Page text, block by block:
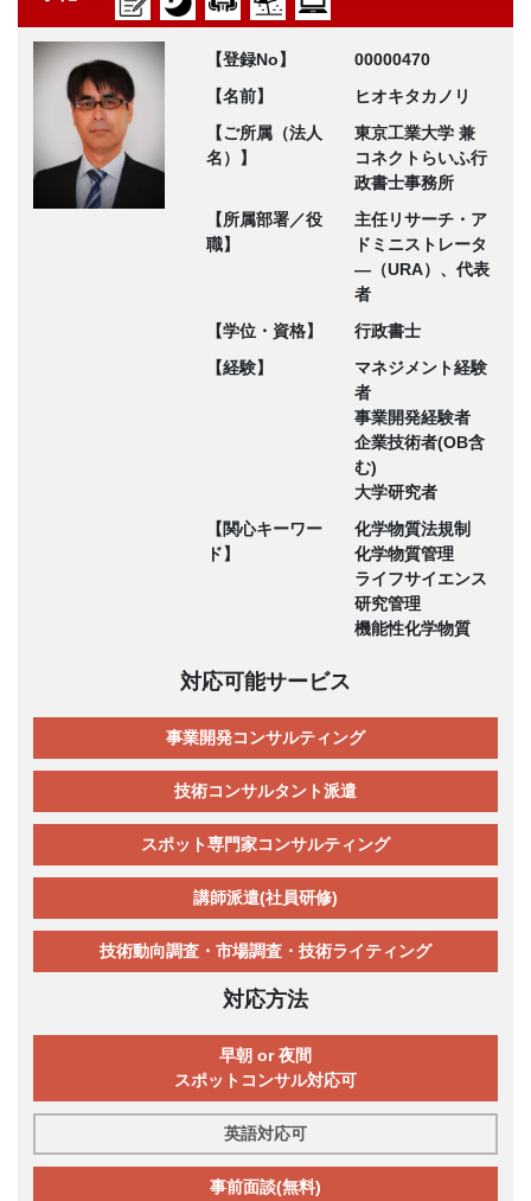
【登録No】
00000470
【名前】
ヒオキタカノリ
【ご所属（法人
名）】
東京工業大学 兼
コネクトらいふ行
政書士事務所
【所属部署／役
職】
主任リサーチ・ア
ドミニストレータ
―（URA）、代表
者
【学位・資格】
行政書士
【経験】
マネジメント経験
者
事業開発経験者
企業技術者(OB含
む)
大学研究者
【関心キーワー
ド】
化学物質法規制
化学物質管理
ライフサイエンス
研究管理
機能性化学物質
対応可能サービス
事業開発コンサルティング
技術コンサルタント派遣
スポット専門家コンサルティング
講師派遣(社員研修)
技術動向調査・市場調査・技術ライティング
対応方法
早朝 or 夜間
スポットコンサル対応可
英語対応可
事前面談(無料)